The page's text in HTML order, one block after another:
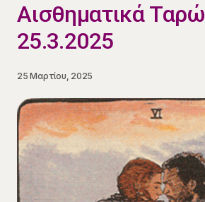
Αισθηματικά Ταρώ
25.3.2025
25 Μαρτίου, 2025